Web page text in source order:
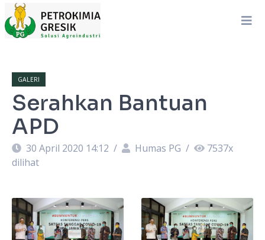
GALERI
Serahkan Bantuan
APD
30 April 2020 14:12 / Humas PG / 7537x
dilihat